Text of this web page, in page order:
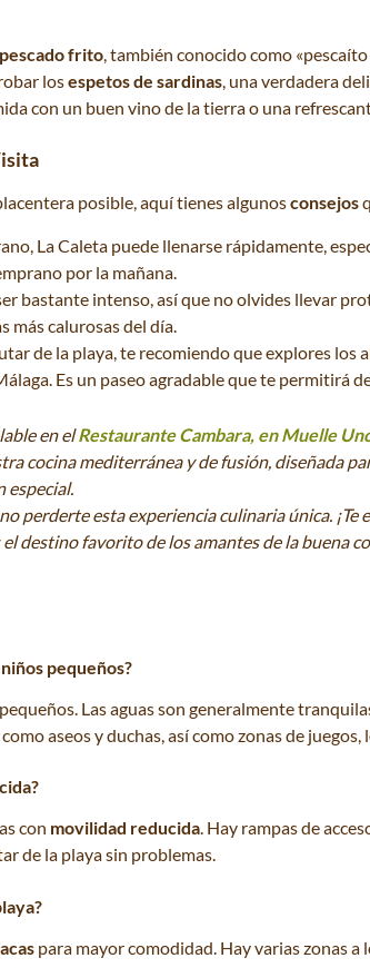
pescado frito, también conocido como
losespetos de sardinas, una verdadera
con un buen vino de la tierra o una
posible, aquí tienes algunosconsejos
La Caleta puede llenarse rápidamente,
por la mañana.
bastante intenso, así que no olvides llevar
más calurosas del día.
de la playa, te recomiendo que explores
Es un paseo agradable que te permitirá
en elRestaurante Cambara, en Muelle
cocina mediterránea y de fusión, diseñada
especial.
perderte esta experiencia culinaria única. ¡Te
destino favorito de los amantes de la buena
pequeños?
Las aguas son generalmente
aseos y duchas, así como zonas de
con movilidad reducida. Hay rampas de
de la playa sin problemas.
para mayor comodidad. Hay varias zonas